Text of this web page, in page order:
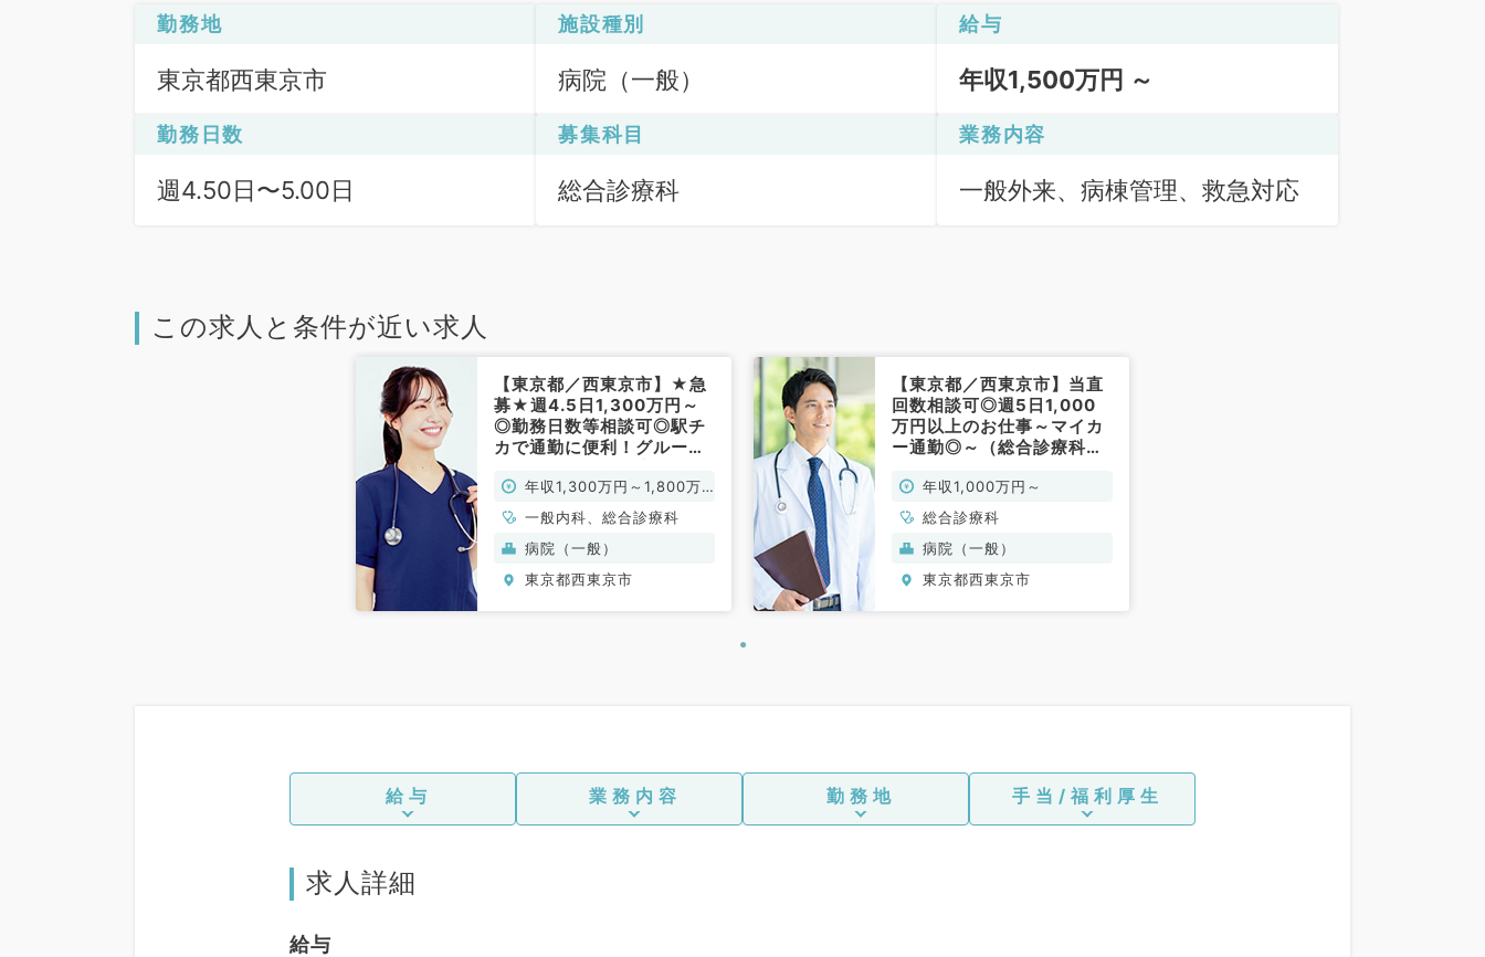
勤務地
東京都西東京市
施設種別
病院（一般）
給与
年収1,500万円 ～
勤務日数
週4.50日〜5.00日
募集科目
総合診療科
業務内容
一般外来、病棟管理、救急対応
この求人と条件が近い求人
【東京都／西東京市】★急
募★週4.5日1,300万円～
◎勤務日数等相談可◎駅チ
カで通勤に便利！グループ
急性期病院～福利厚生充実
～（一般内科・総合診療科
／常勤）
年収1,300万円～1,800万
一般内科、総合診療科
病院（一般）
東京都西東京市
【東京都／西東京市】当直
回数相談可◎週5日1,000
万円以上のお仕事～マイカ
ー通勤◎～（総合診療科／
年収1,000万円～
総合診療科
病院（一般）
東京都西東京市
給与 業務内容 勤務地 手当/福利厚生
求人詳細
給与